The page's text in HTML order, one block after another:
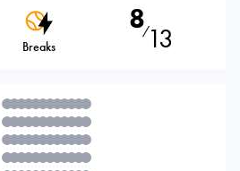
Breaks
8⁄13